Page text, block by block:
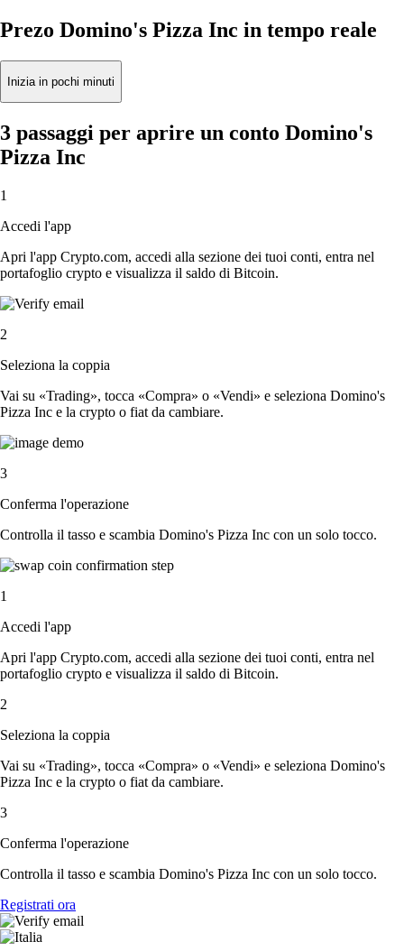
Prezo Domino's Pizza Inc in tempo reale
Inizia in pochi minuti
3 passaggi per aprire un conto Domino's
Pizza Inc
1
Accedi l'app
Apri l'app Crypto.com, accedi alla sezione dei tuoi conti, entra nel
portafoglio crypto e visualizza il saldo di Bitcoin.
2
Seleziona la coppia
Vai su «Trading», tocca «Compra» o «Vendi» e seleziona Domino's
Pizza Inc e la crypto o fiat da cambiare.
3
Conferma l'operazione
Controlla il tasso e scambia Domino's Pizza Inc con un solo tocco.
1
Accedi l'app
Apri l'app Crypto.com, accedi alla sezione dei tuoi conti, entra nel
portafoglio crypto e visualizza il saldo di Bitcoin.
2
Seleziona la coppia
Vai su «Trading», tocca «Compra» o «Vendi» e seleziona Domino's
Pizza Inc e la crypto o fiat da cambiare.
3
Conferma l'operazione
Controlla il tasso e scambia Domino's Pizza Inc con un solo tocco.
Registrati ora